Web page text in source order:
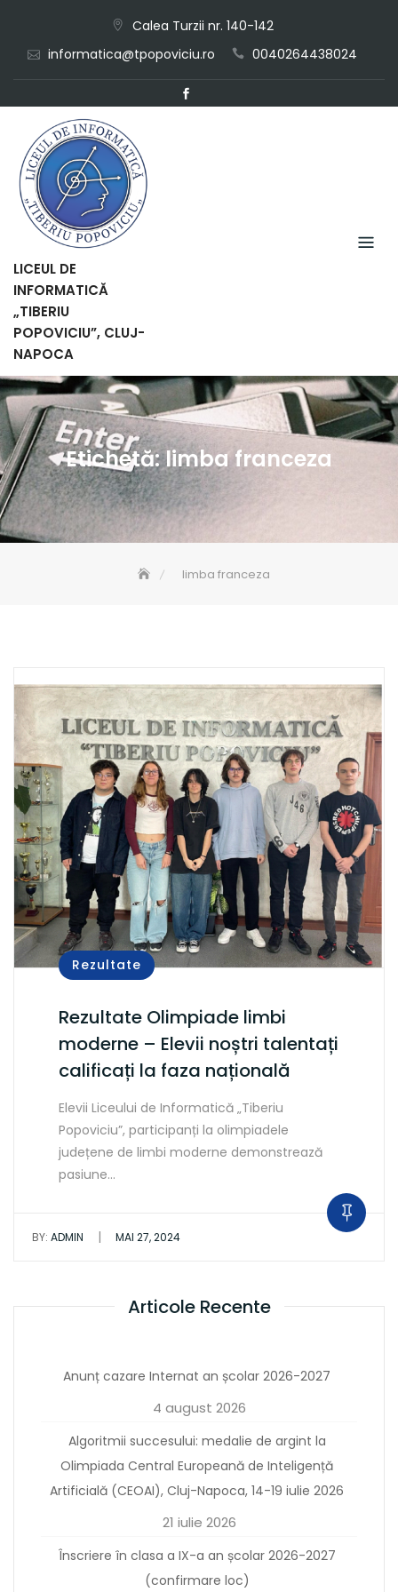
content
Calea Turzii nr. 140-142
informatica@tpopoviciu.ro
0040264438024
LICEUL DE
INFORMATICĂ
„TIBERIU
POPOVICIU”, CLUJ-
NAPOCA
Etichetă:limba franceza
limba franceza
Rezultate
Rezultate Olimpiade limbi
moderne – Elevii noștri talentați
calificați la faza națională
Elevii Liceului de Informatică „Tiberiu
Popoviciu”, participanți la olimpiadele
județene de limbi moderne demonstrează
pasiune…
BY: ADMIN | MAI 27, 2024
Articole Recente
Anunț cazare Internat an școlar 2026-2027
4 august 2026
Algoritmii succesului: medalie de argint la
Olimpiada Central Europeană de Inteligență
Artificială (CEOAI), Cluj-Napoca, 14-19 iulie 2026
21 iulie 2026
Înscriere în clasa a IX-a an școlar 2026-2027
(confirmare loc)